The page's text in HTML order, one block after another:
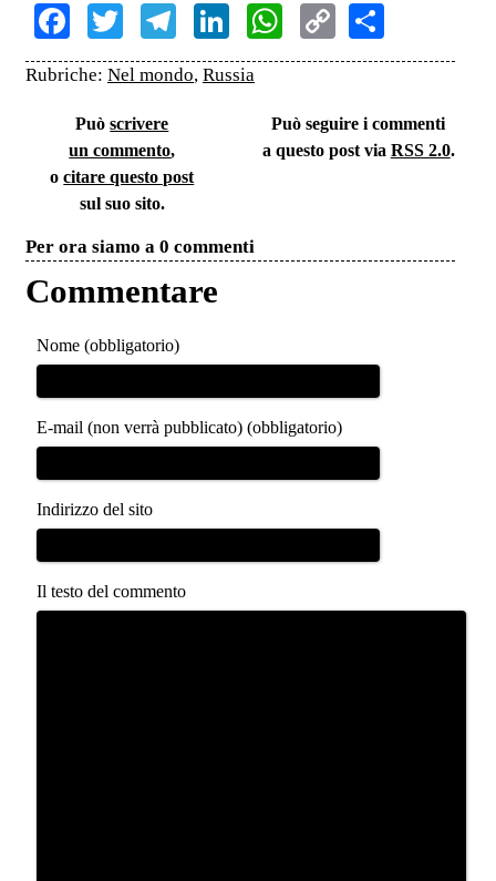
Facebook
TwitterTelegram
LinkedInWhatsApp
Copy
Link
Rubriche: Nel mondo, Russia
Puòscrivere
un commento,
ocitare questo post
sul suo sito.
Può seguire i commenti
a questo post via RSS 2.0.
Per ora siamo a 0 commenti
Commentare
Nome (obbligatorio)
E-mail (non verrà pubblicato) (obbligatorio)
Indirizzo del sito
Il testo del commento